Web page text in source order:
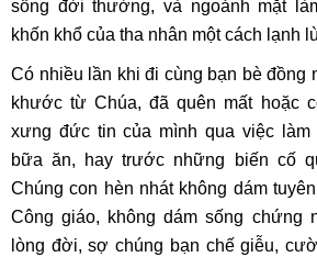
sống đời thường, và ngoảnh mặt
khốn khổ của tha nhân một cách lạnh
Có nhiều lần khi đi cùng bạn bè đồng
khước từ Chúa, đã quên mất hoặc
xưng đức tin của mình qua việc
bữa ăn, hay trước những biến cố
Chúng con hèn nhát không dám
Công giáo, không dám sống chứng
lòng đời, sợ chúng bạn chế giễu,